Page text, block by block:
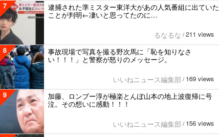
7
逮捕された準ミスター東洋大があの人気番組に出ていた
ことが判明←凄いと思ってたのに…
るなるな / 211 views
8
事故現場で写真を撮る野次馬に「恥を知りなさ
い！！！」と警察が怒りのメッセージ。
いいねニュース編集部 / 169 views
9
加藤、ロンブー淳が極楽とんぼ山本の地上波復帰に号
泣。その想いに感動！！！
いいねニュース編集部 / 156 views